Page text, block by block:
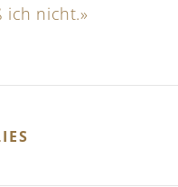
ich nicht.»